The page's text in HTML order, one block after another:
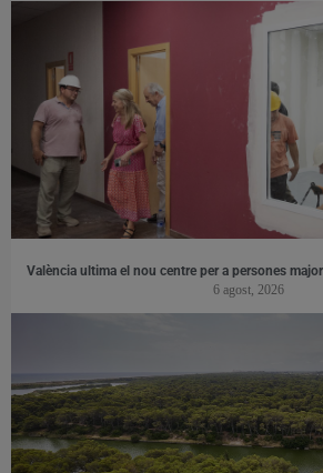
València ultima el nou centre per a persones
6 agost, 2026